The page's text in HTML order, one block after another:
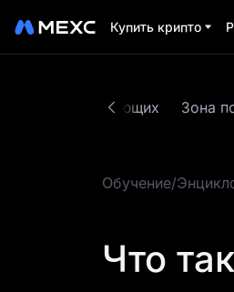
Купить крипто
для начинающих Зона
Обучение/
Что